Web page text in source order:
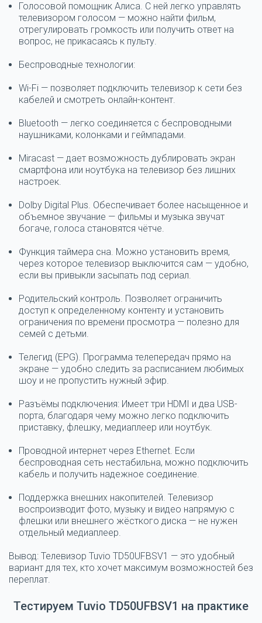
Голосовой помощник Алиса. С ней легко управлять
телевизором голосом — можно найти фильм,
отрегулировать громкость или получить ответ на
вопрос, не прикасаясь к пульту.
Беспроводные технологии:
Wi-Fi — позволяет подключить телевизор к сети без
кабелей и смотреть онлайн-контент.
Bluetooth — легко соединяется с беспроводными
наушниками, колонками и геймпадами.
Miracast — дает возможность дублировать экран
смартфона или ноутбука на телевизор без лишних
настроек.
Dolby Digital Plus. Обеспечивает более насыщенное и
объемное звучание — фильмы и музыка звучат
богаче, голоса становятся чётче.
Функция таймера сна. Можно установить время,
через которое телевизор выключится сам — удобно,
если вы привыкли засыпать под сериал.
Родительский контроль. Позволяет ограничить
доступ к определенному контенту и установить
ограничения по времени просмотра — полезно для
семей с детьми.
Телегид (EPG). Программа телепередач прямо на
экране — удобно следить за расписанием любимых
шоу и не пропустить нужный эфир.
Разъёмы подключения: Имеет три HDMI и два USB-
порта, благодаря чему можно легко подключить
приставку, флешку, медиаплеер или ноутбук.
Проводной интернет через Ethernet. Если
беспроводная сеть нестабильна, можно подключить
кабель и получить надежное соединение.
Поддержка внешних накопителей. Телевизор
воспроизводит фото, музыку и видео напрямую с
флешки или внешнего жёсткого диска — не нужен
отдельный медиаплеер.
Вывод: Телевизор Tuvio TD50UFBSV1 — это удобный
вариант для тех, кто хочет максимум возможностей без
переплат.
Тестируем Tuvio TD50UFBSV1 на практике